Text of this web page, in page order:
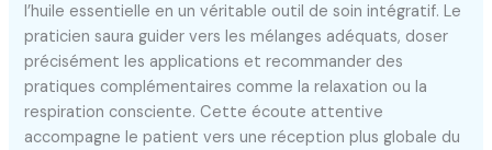
l’huile essentielle en un véritable outil de soin intégratif. Le
praticien saura guider vers les mélanges adéquats, doser
précisément les applications et recommander des
pratiques complémentaires comme la relaxation ou la
respiration consciente. Cette écoute attentive
accompagne le patient vers une réception plus globale du